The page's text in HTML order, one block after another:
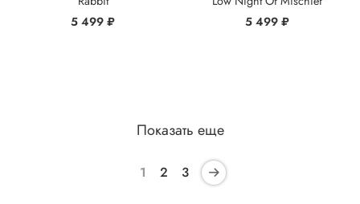
5 499 ₽
5 499 ₽
Показать еще
1 2 3